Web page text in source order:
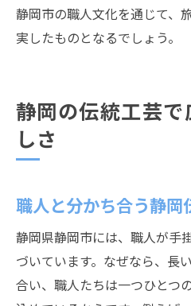
静岡市の職人文化を通じて、
実したものとなるでしょう。
静岡の伝統工芸
しさ
職人と分かち合う静岡
静岡県静岡市には、職人が手
づいています。なぜなら、長
合い、職人たちは一つひとつ